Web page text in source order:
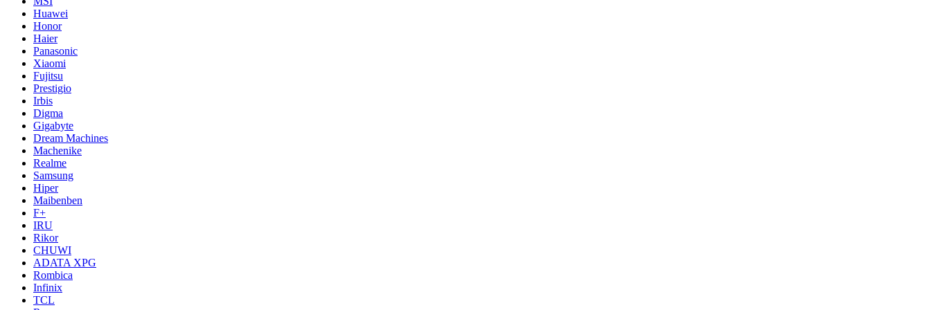
Huawei
Honor
Haier
Panasonic
Xiaomi
Fujitsu
Prestigio
Irbis
Digma
Gigabyte
Dream Machines
Machenike
Realme
Samsung
Hiper
Maibenben
F+
IRU
Rikor
CHUWI
ADATA XPG
Rombica
Infinix
TCL